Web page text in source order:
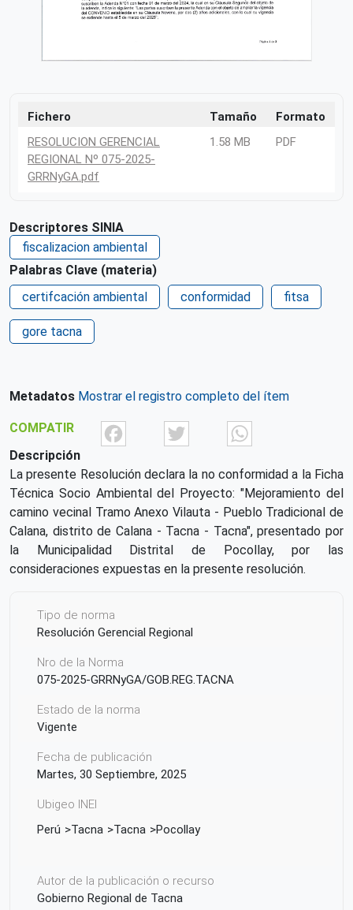
Fichero Tamaño
Formato
RESOLUCION GERENCIAL
REGIONAL Nº 075-2025-
GRRNyGA.pdf
1.58 MB PDF
Descriptores SINIA
fiscalizacion ambiental
Palabras Clave (materia)
certifcación ambiental
conformidad fitsa
gore tacna
Metadatos Mostrar el registro completo del ítem
COMPATIR FacebookTwitter
Descripción
La presente Resolución declara la no conformidad a la Ficha
Técnica Socio Ambiental del Proyecto: "Mejoramiento del
camino vecinal Tramo Anexo Vilauta - Pueblo Tradicional de
Calana, distrito de Calana - Tacna - Tacna", presentado por
la Municipalidad Distrital de Pocollay, por las
consideraciones expuestas en la presente resolución.
Tipo de norma
Resolución Gerencial Regional
Nro de la Norma
075-2025-GRRNyGA/GOB.REG.TACNA
Estado de la norma
Vigente
Fecha de publicación
Martes, 30 Septiembre, 2025
Ubigeo INEI
Perú
Tacna Tacna Pocollay
Autor de la publicación o recurso
Gobierno Regional de Tacna